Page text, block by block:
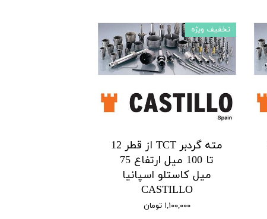
مته گردبر TCT از قطر 12
تا 100 میل ارتفاع 75
میل کاستلو اسپانیا
CASTILLO
۱,۱۰۰,۰۰۰ تومان
تخفیف ویژه